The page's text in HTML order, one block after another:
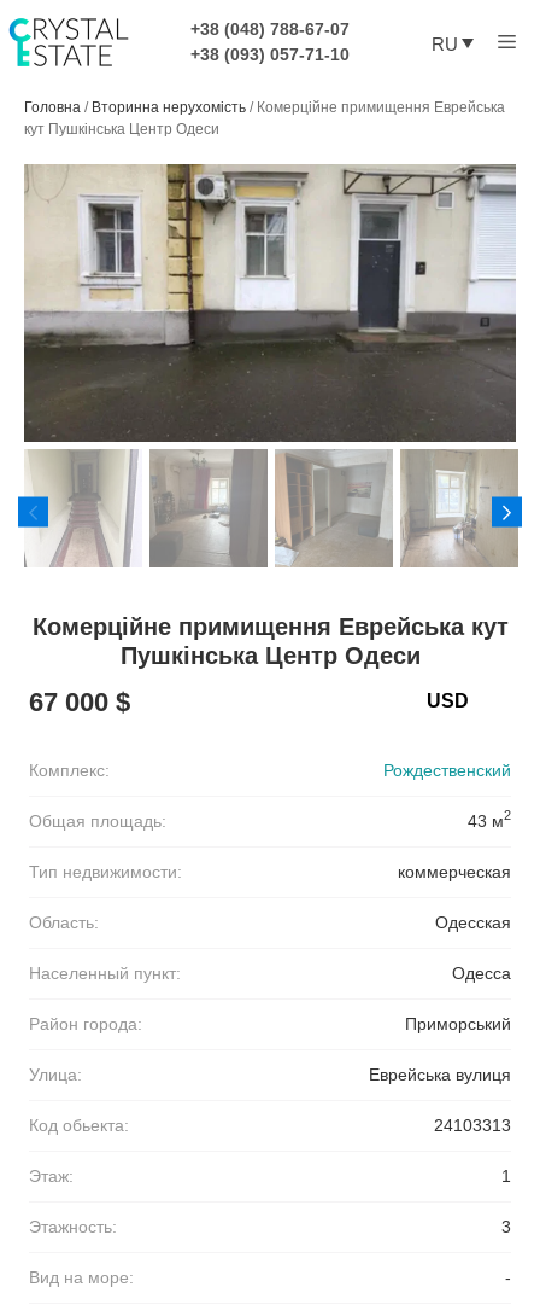
содержимому
+38 (048) 788-67-07
+38 (093) 057-71-10
RU
Головна / Вторинна нерухомість / Комерційне примищення Еврейська
кут Пушкінська Центр Одеси
Комерційне примищення Еврейська кут
Пушкінська Центр Одеси
67 000 $
Комплекс: Рождественский
Общая площадь: 43 м2
Тип недвижимости: коммерческая
Область: Одесская
Населенный пункт: Одесса
Район города: Приморський
Улица: Еврейська вулиця
Код обьекта: 24103313
Этаж: 1
Этажность: 3
Вид на море: -